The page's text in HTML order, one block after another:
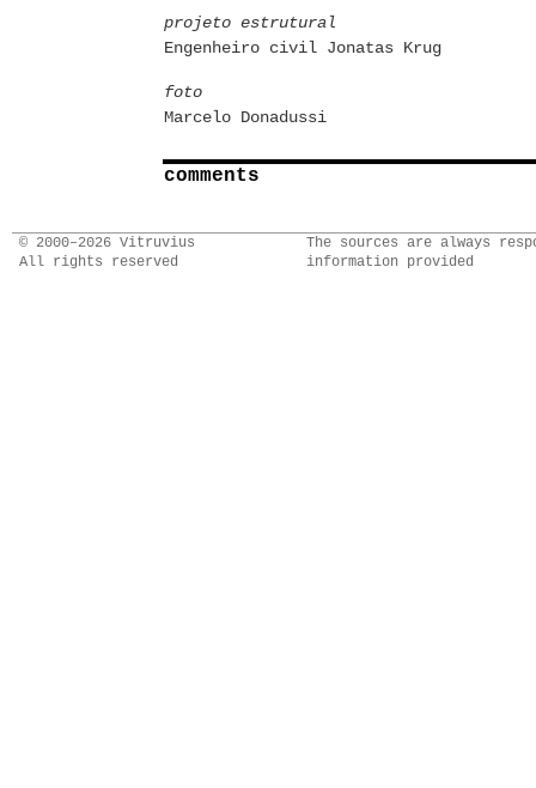
projeto estrutural
Engenheiro civil Jonatas Krug
foto
Marcelo Donadussi
comments
© 2000–2026 Vitruvius
All rights reserved
The sources are always
information provided